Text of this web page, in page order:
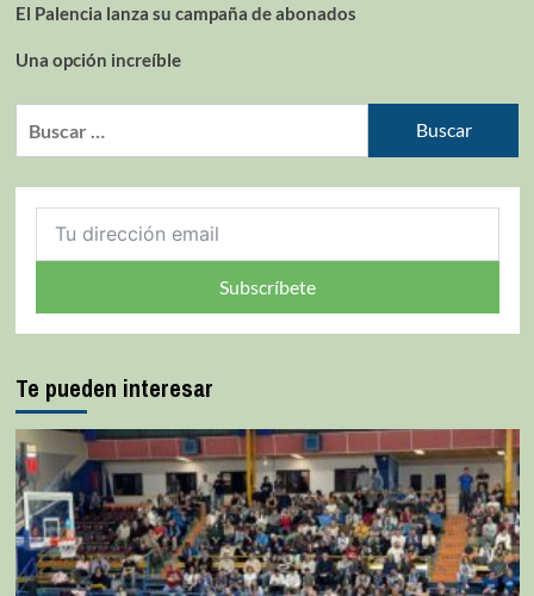
El Palencia lanza su campaña de abonados
Una opción increíble
Subscríbete
Te pueden interesar